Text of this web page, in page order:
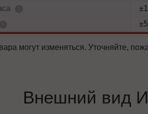
могут изменяться. Уточняйте,
Внешний вид